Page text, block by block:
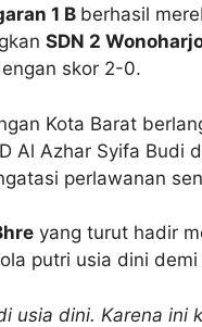
1 B berhasil
SDN 2
skor 2-0.
Kota Barat
Al Azhar Syifa Budi
perlawanan
yang turut hadir
putri usia dini
usia dini. Karena